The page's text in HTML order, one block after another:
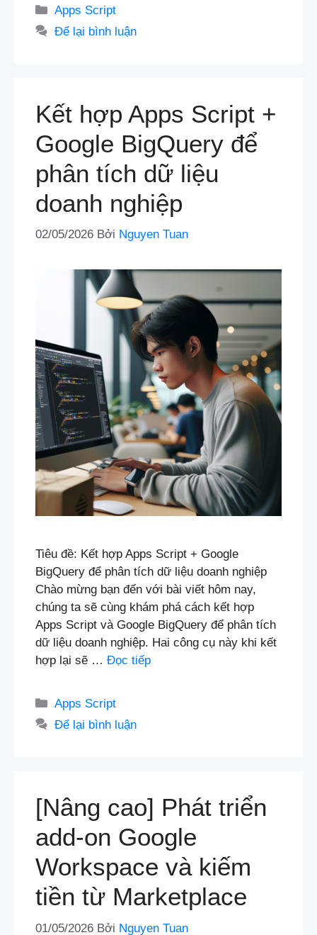
Danh
mục
Apps Script
Để lại bình luận
Kết hợp Apps Script +
Google BigQuery để
phân tích dữ liệu
doanh nghiệp
02/05/2026 Bởi Nguyen Tuan
Tiêu đề: Kết hợp Apps Script + Google
BigQuery để phân tích dữ liệu doanh nghiệp
Chào mừng bạn đến với bài viết hôm nay,
chúng ta sẽ cùng khám phá cách kết hợp
Apps Script và Google BigQuery để phân tích
dữ liệu doanh nghiệp. Hai công cụ này khi kết
hợp lại sẽ … Đọc tiếp
Danh
mục
Apps Script
Để lại bình luận
[Nâng cao] Phát triển
add-on Google
Workspace và kiếm
tiền từ Marketplace
01/05/2026 Bởi Nguyen Tuan